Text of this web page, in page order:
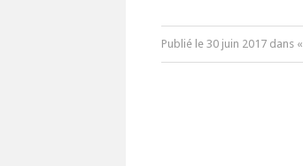
Publié le 30 juin 2017 dans «